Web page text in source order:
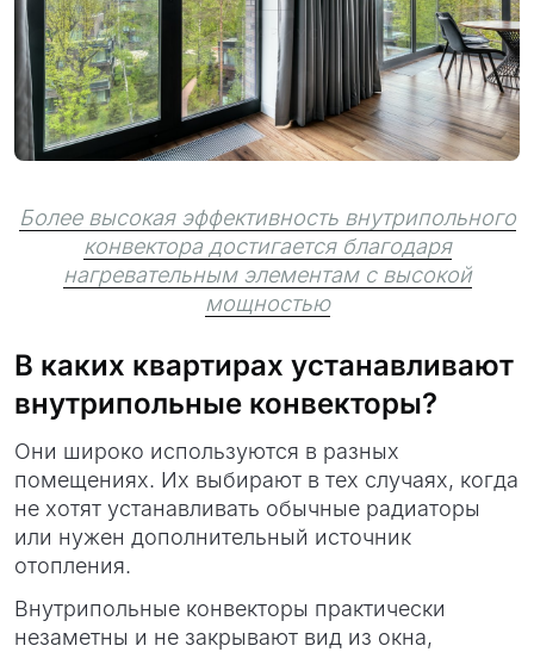
Более высокая эффективность внутрипольного
конвектора достигается благодаря
нагревательным элементам с высокой
мощностью
В каких квартирах устанавливают
внутрипольные конвекторы?
Они широко используются в разных
помещениях. Их выбирают в тех случаях, когда
не хотят устанавливать обычные радиаторы
или нужен дополнительный источник
отопления.
Внутрипольные конвекторы практически
незаметны и не закрывают вид из окна,